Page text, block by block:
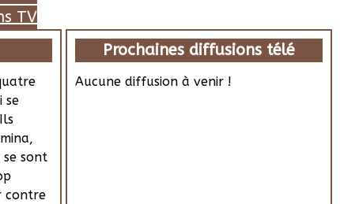
TV
se
se sont
contre
Prochaines diffusions télé
Aucune diffusion à venir !